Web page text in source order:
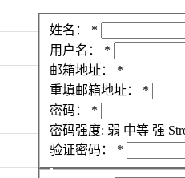
姓名：
*
用户名：
*
邮箱地址：
*
重填邮箱地址：
*
密码：
*
密码强度: 弱 中等 强
验证密码：
*